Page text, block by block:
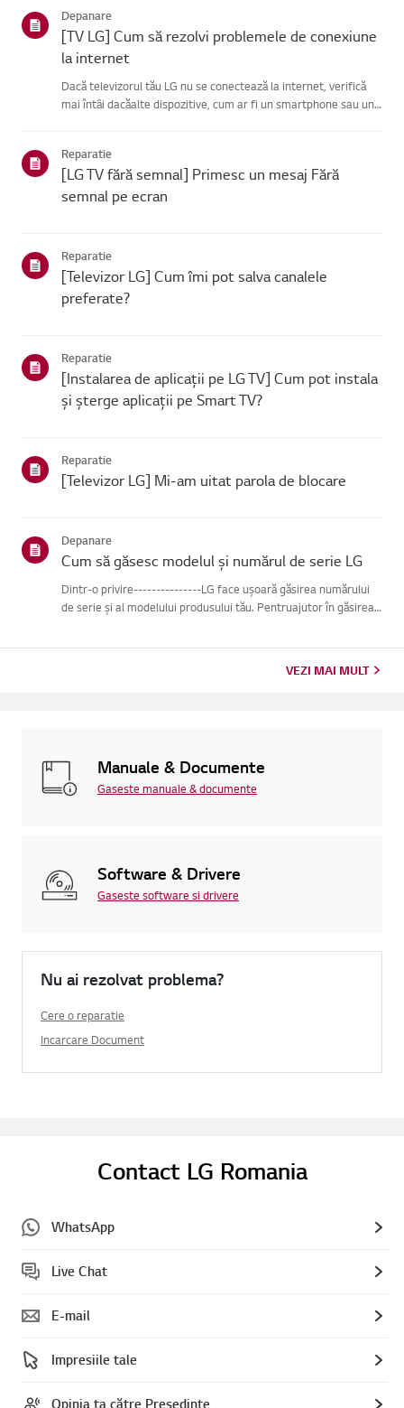
Depanare
[TV LG] Cum să rezolvi problemele de conexiune
la internet
Dacă televizorul tău LG nu se conectează la internet, verifică
mai întâi dacăalte dispozitive, cum ar fi un smartphone sau un
Reparatie
[LG TV fără semnal] Primesc un mesaj Fără
semnal pe ecran
Reparatie
[Televizor LG] Cum îmi pot salva canalele
preferate?
Reparatie
[Instalarea de aplicații pe LG TV] Cum pot instala
și șterge aplicații pe Smart TV?
Reparatie
[Televizor LG] Mi-am uitat parola de blocare
Depanare
Cum să găsesc modelul și numărul de serie LG
Dintr-o privire---------------LG face ușoară găsirea numărului
de serie și al modelului produsului tău. Pentruajutor în găsirea
VEZI MAI MULT
Manuale & Documente
Gaseste manuale & documente
Software & Drivere
Gaseste software si drivere
Nu ai rezolvat problema?
Cere o reparatie
Incarcare Document
Contact LG Romania
WhatsApp
Live Chat
E-mail
Impresiile tale
Opinia ta către Președinte